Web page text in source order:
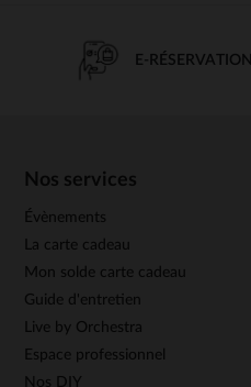
E-RÉSERVATION
Nos services
Évènements
La carte cadeau
Mon solde carte cadeau
Guide d'entretien
Live by Orchestra
Espace professionnel
Nos DIY